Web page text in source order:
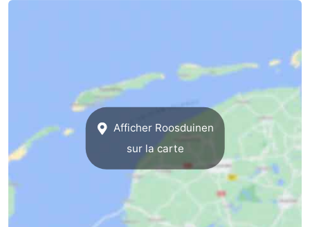
Afficher Roosduinen
sur la carte